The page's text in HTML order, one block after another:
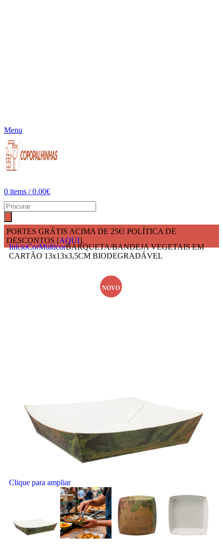
Menu
0 items / 0.00€
PORTES GRÁTIS ACIMA DE 25€! POLÍTICA DE
DESCONTOS [AQUI].
InícioCorMulticorBARQUETA/BANDEJA VEGETAIS EM
CARTÃO 13x13x3,5CM BIODEGRADÁVEL
Clique para ampliar
NOVO